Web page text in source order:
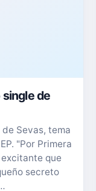
de
Sevas, tema
"Por Primera
que
secreto